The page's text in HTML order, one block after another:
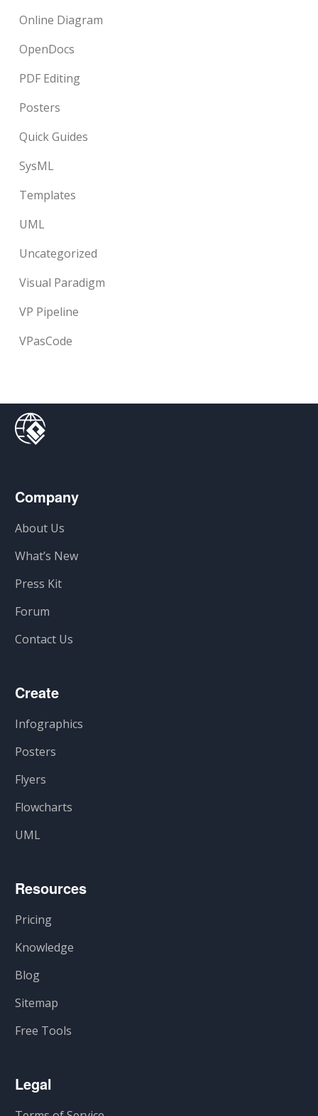
Online Diagram
OpenDocs
PDF Editing
Posters
Quick Guides
SysML
Templates
UML
Uncategorized
Visual Paradigm
VP Pipeline
VPasCode
Company
About Us
What’s New
Press Kit
Forum
Contact Us
Create
Infographics
Posters
Flyers
Flowcharts
UML
Resources
Pricing
Knowledge
Blog
Sitemap
Free Tools
Legal